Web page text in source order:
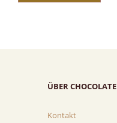
ÜBER
Kontakt